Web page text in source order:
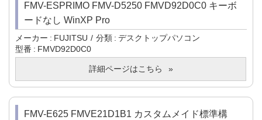
FMV-ESPRIMO FMV-D5250 FMVD92D0C0 キーボ
ードなし WinXP Pro
メーカー FUJITSU 分類
デスクトップパソコン
型番
FMVD92D0C0
詳細ページはこちら
FMV-E625 FMVE21D1B1 カスタムメイド標準構